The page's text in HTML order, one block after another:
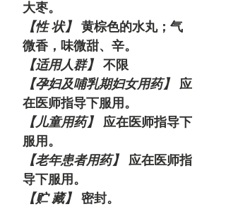
大枣。
【性 状】 黄棕色的水丸；气
微香，味微甜、辛。
【适用人群】 不限
【孕妇及哺乳期妇女用药】 应
在医师指导下服用。
【儿童用药】 应在医师指导下
服用。
【老年患者用药】 应在医师指
导下服用。
【贮 藏】 密封。